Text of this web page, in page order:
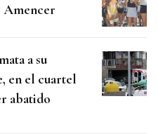
Amencer
a su
en el cuartel
abatido